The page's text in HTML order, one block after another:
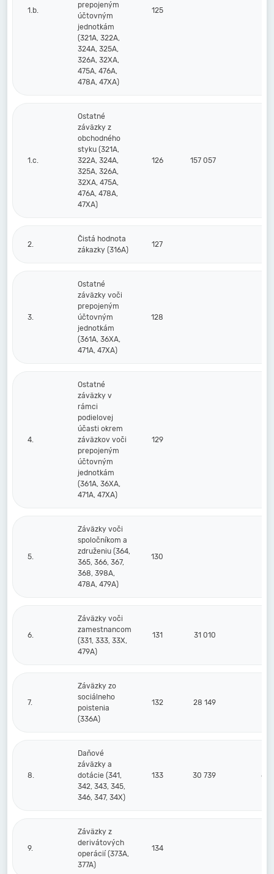
1.b.
prepojeným
účtovným
jednotkám
(321A, 322A,
324A, 325A,
326A, 32XA,
475A, 476A,
478A, 47XA)
125
1.c.
Ostatné
záväzky z
obchodného
styku (321A,
322A, 324A,
325A, 326A,
32XA, 475A,
476A, 478A,
47XA)
126 157 057
2.
Čistá hodnota
zákazky (316A)
127
3.
Ostatné
záväzky voči
prepojeným
účtovným
jednotkám
(361A, 36XA,
471A, 47XA)
128
4.
Ostatné
záväzky v
rámci
podielovej
účasti okrem
záväzkov voči
prepojeným
účtovným
jednotkám
(361A, 36XA,
471A, 47XA)
129
5.
Záväzky voči
spoločníkom a
združeniu (364,
365, 366, 367,
368, 398A,
478A, 479A)
130
6.
Záväzky voči
zamestnancom
(331, 333, 33X,
479A)
131 31 010
7.
Záväzky zo
sociálneho
poistenia
(336A)
132 28 149
8.
Daňové
záväzky a
dotácie (341,
342, 343, 345,
346, 347, 34X)
133 30 739 66
9.
Záväzky z
derivátových
operácií (373A,
377A)
134